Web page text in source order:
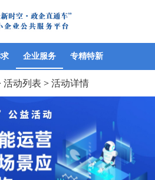
企业服务 专精特新
活动列表 > 活动详情